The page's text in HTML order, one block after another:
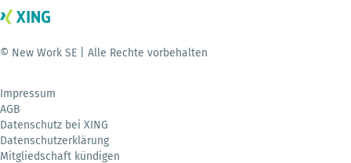
© New Work SE | Alle Rechte vorbehalten
Impressum
AGB
Datenschutz bei XING
Datenschutzerklärung
Mitgliedschaft kündigen